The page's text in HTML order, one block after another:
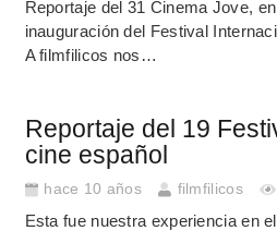
Reportaje del 31 Cinema Jove,
inauguración del Festival
A filmfilicos nos…
Reportaje del 19
cine español
hace 10 años filmfilicos
Esta fue nuestra experiencia en